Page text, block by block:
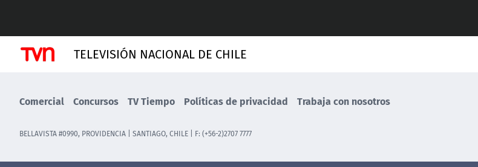
TELEVISIÓN NACIONAL DE CHILE
Comercial Concursos TV Tiempo Políticas de privacidad Trabaja con nosotros
BELLAVISTA #0990, PROVIDENCIA | SANTIAGO, CHILE | F: (+56-2)2707 7777